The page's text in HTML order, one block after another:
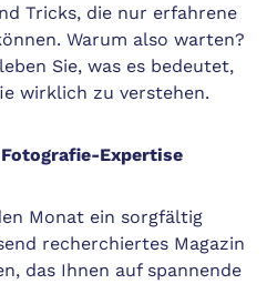
Tricks, die nur erfahrene
Warum also warten?
Sie, was es bedeutet,
wirklich zu verstehen.
Expertise
Monat ein sorgfältig
recherchiertes Magazin
das Ihnen auf spannende